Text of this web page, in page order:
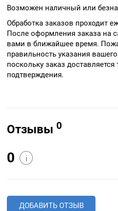
Возможен наличный или
Обработка заказов проходит
После оформления заказа на
вами в ближайшее время.
правильность указания
поскольку заказ
подтверждения.
Отзывы 0
0 i
ДОБАВИТЬ ОТЗЫВ